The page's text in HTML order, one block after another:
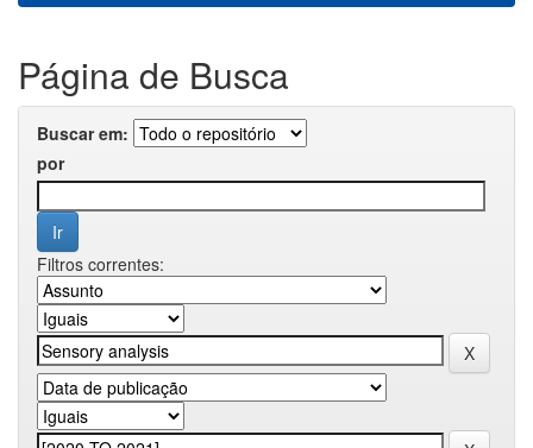
Página de Busca
Buscar em:
por
Filtros correntes: